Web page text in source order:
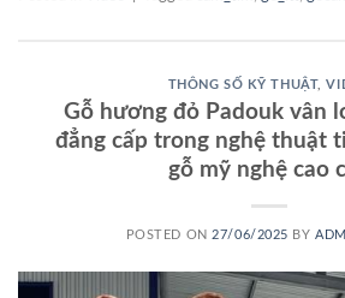
THÔNG SỐ KỸ THUẬT,
Gỗ hương đỏ Padouk vân
đẳng cấp trong nghệ thuật
gỗ mỹ nghệ cao
POSTED ON 27/06/2025 BY